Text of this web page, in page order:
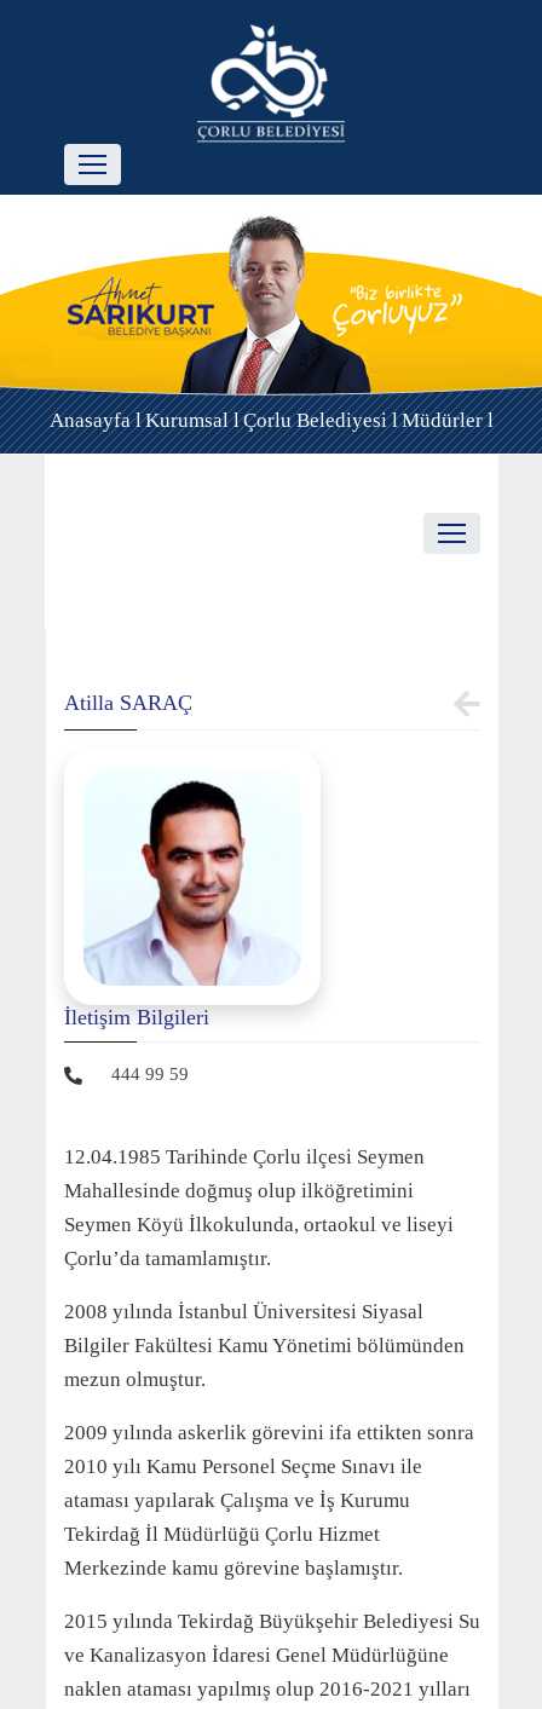
Anasayfa lKurumsal lÇorlu Belediyesi lMüdürler l
Atilla SARAÇ
İletişim Bilgileri
444 99 59
12.04.1985 Tarihinde Çorlu ilçesi Seymen
Mahallesinde doğmuş olup ilköğretimini
Seymen Köyü İlkokulunda, ortaokul ve liseyi
Çorlu’da tamamlamıştır.
2008 yılında İstanbul Üniversitesi Siyasal
Bilgiler Fakültesi Kamu Yönetimi bölümünden
mezun olmuştur.
2009 yılında askerlik görevini ifa ettikten sonra
2010 yılı Kamu Personel Seçme Sınavı ile
ataması yapılarak Çalışma ve İş Kurumu
Tekirdağ İl Müdürlüğü Çorlu Hizmet
Merkezinde kamu görevine başlamıştır.
2015 yılında Tekirdağ Büyükşehir Belediyesi Su
ve Kanalizasyon İdaresi Genel Müdürlüğüne
naklen ataması yapılmış olup 2016-2021 yılları